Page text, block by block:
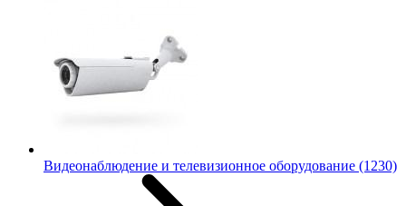
Видеонаблюдение и телевизионное оборудование (1230)